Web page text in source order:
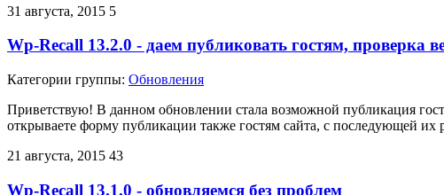
31 августа, 2015 5
Wp-Recall 13.2.0 - даем публиковать гостям, проверка
Категории группы: Обновления
Приветствую! В данном обновлении стала возможной публикация
открываете форму публикации также гостям сайта, с последующей
21 августа, 2015 43
Wp-Recall 13.1.0 - обновляемся без проблем